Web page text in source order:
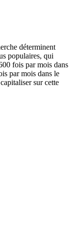
déterminent
populaires, qui
fois par mois dans
par mois dans le
sur cette